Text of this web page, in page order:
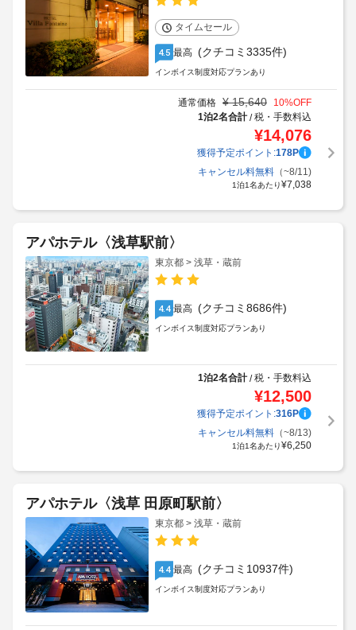
タイムセール
4.5 最高 (クチコミ3335件)
インボイス制度対応プランあり
通常価格 ¥ 15,640 10%OFF
1泊2名合計/税・手数料込
¥14,076
獲得予定ポイント:178P
キャンセル料無料（~8/11)
1泊1名あたり¥7,038
アパホテル〈浅草駅前〉
東京都 > 浅草・蔵前
4.4 最高 (クチコミ8686件)
インボイス制度対応プランあり
1泊2名合計/税・手数料込
¥12,500
獲得予定ポイント:316P
キャンセル料無料（~8/13)
1泊1名あたり¥6,250
アパホテル〈浅草 田原町駅前〉
東京都 > 浅草・蔵前
4.4 最高 (クチコミ10937件)
インボイス制度対応プランあり